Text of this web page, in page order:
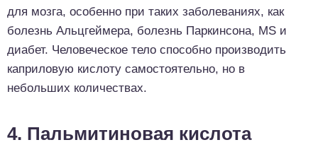
для мозга, особенно при таких заболеваниях, как
болезнь Альцгеймера, болезнь Паркинсона, MS и
диабет. Человеческое тело способно производить
каприловую кислоту самостоятельно, но в
небольших количествах.
4. Пальмитиновая кислота